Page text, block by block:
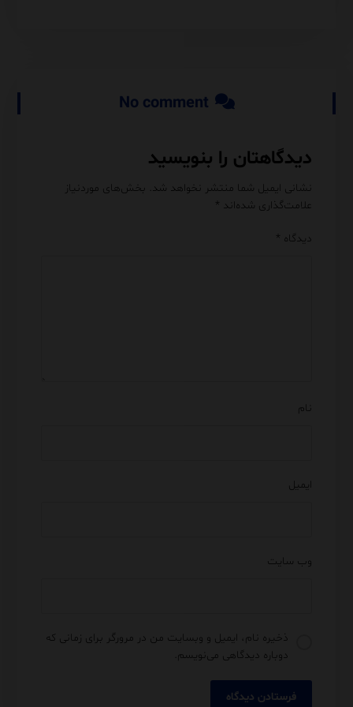
No comment
دیدگاهتان را بنویسید
نشانی ایمیل شما منتشر نخواهد شد. بخش‌های موردنیاز
علامت‌گذاری شده‌اند *
دیدگاه *
نام
ایمیل
وب‌ سایت
ذخیره نام، ایمیل و وبسایت من در مرورگر برای زمانی که
دوباره دیدگاهی می‌نویسم.